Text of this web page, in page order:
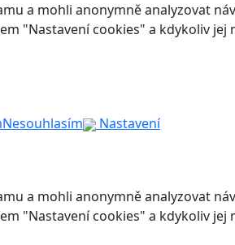
a mohli anonymně analyzovat
"Nastavení cookies" a kdykoliv
Nesouhlasím Nastavení
a mohli anonymně analyzovat
"Nastavení cookies" a kdykoliv